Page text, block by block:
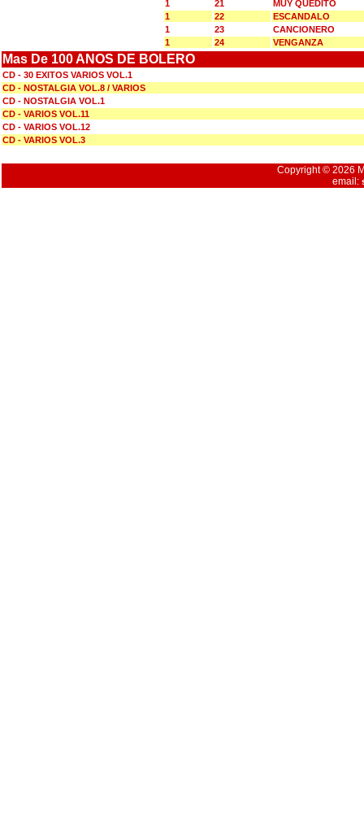
1
21
MUY QUEDITO
1
22
ESCANDALO
1
23
CANCIONERO
1
24 VENGANZA
Mas De 100 ANOS DE BOLERO
CD - 30 EXITOS VARIOS VOL.1
CD - NOSTALGIA VOL.8 / VARIOS
CD - NOSTALGIA VOL.1
CD - VARIOS VOL.11
CD - VARIOS VOL.12
CD - VARIOS VOL.3
Copyright © 2026
email: